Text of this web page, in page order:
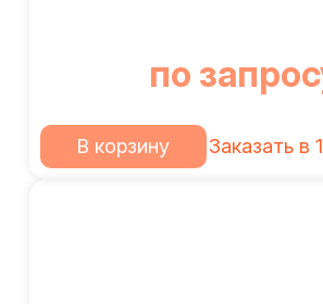
по
В корзину Заказать в